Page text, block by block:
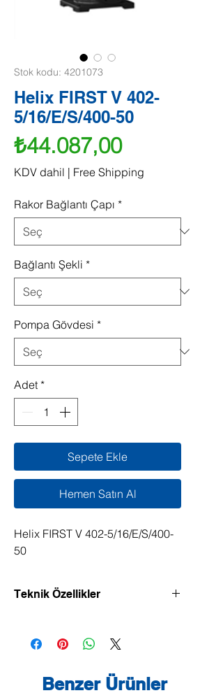
Stok kodu: 4201073
Helix FIRST V 402-
5/16/E/S/400-50
₺44.087,00Fiyat
KDV dahil | Free Shipping
Rakor Bağlantı Çapı *
Bağlantı Şekli *
Pompa Gövdesi *
Adet *
Sepete Ekle
Hemen Satın Al
Helix FIRST V 402-5/16/E/S/400-
50
Teknik Özellikler
Verimliliği yüksek, dikey model, Inline
bağlantılı yüksek basınçlı santrifüj
Normal emişli yüksek basınçlı
Benzer Ürünler